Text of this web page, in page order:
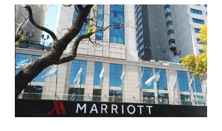
CONVERSACIONES
PROGRAMA
Search
for: